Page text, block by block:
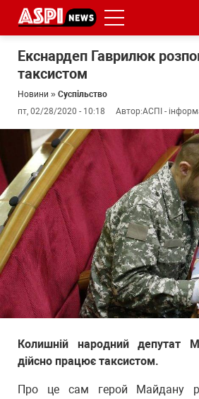
Екснардеп Гаврилюк
таксистом
Новини » Суспільство
пт, 02/28/2020 - 10:18
Автор:АСПІ -
Колишній народний депутат
дійсно працює таксистом.
Про це сам герой Майдану
#ООС
#боротьба
з
корупцією
#Київ